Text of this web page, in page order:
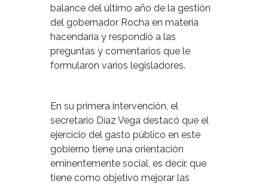
balance del último año de la gestión
del gobernador Rocha en materia
hacendaria y respondió a las
preguntas y comentarios que le
formularon varios legisladores.
En su primera intervención, el
secretario Díaz Vega destacó que el
ejercicio del gasto público en este
gobierno tiene una orientación
eminentemente social, es decir, que
tiene como objetivo mejorar las